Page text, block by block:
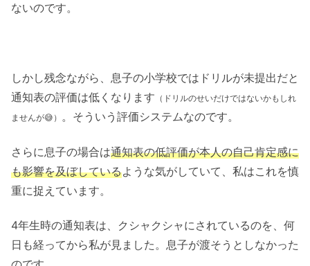
ないのです。
しかし残念ながら、息子の小学校ではドリルが未提出だと
通知表の評価は低くなります （ドリルのせいだけではないかもしれ
ませんが😅） 。そういう評価システムなのです。
さらに息子の場合は通知表の低評価が本人の自己肯定感に
も影響を及ぼしているような気がしていて、私はこれを慎
重に捉えています。
4年生時の通知表は、クシャクシャにされているのを、何
日も経ってから私が見ました。息子が渡そうとしなかった